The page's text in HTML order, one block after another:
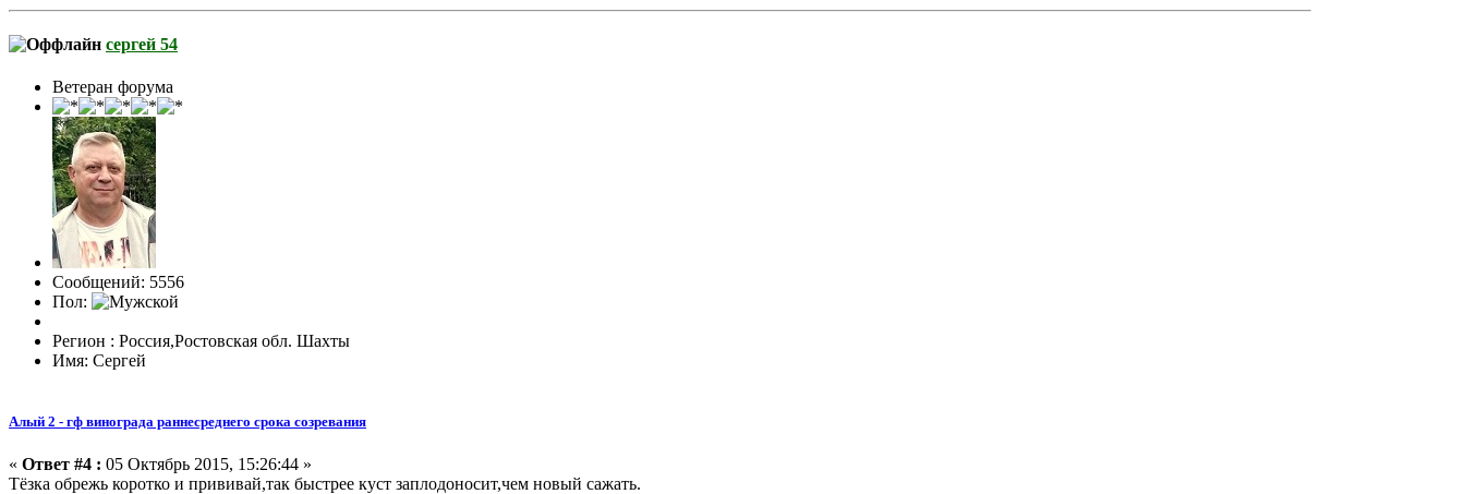
сергей 54
Ветеран форума
Сообщений: 5556
Пол:
Регион : Россия,Ростовская обл. Шахты
Имя: Сергей
Алый 2 - гф винограда раннесреднего срока созревания
« Ответ #4 : 05 Октябрь 2015, 15:26:44 »
Тёзка обрежь коротко и прививай,так быстрее куст заплодоносит,чем новый сажать.